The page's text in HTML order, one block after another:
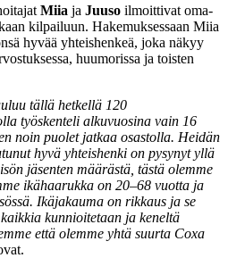
Miia ja Juuso ilmoittivat oma-
kilpailuun. Hakemuksessaan Miia
hyvää yhteishenkeä, joka näkyy
huumorissa ja toisten
tällä hetkellä 120
työskenteli alkuvuosina vain 16
noin puolet jatkaa osastolla. Heidän
hyvä yhteishenki on pysynyt yllä
jäsenten määrästä, tästä olemme
ikähaarukka on 20–68 vuotta ja
Ikäjakauma on rikkaus ja se
kunnioitetaan ja keneltä
että olemme yhtä suurta Coxa